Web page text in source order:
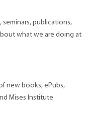
publications,
what we are doing at
new books, ePubs,
Mises Institute